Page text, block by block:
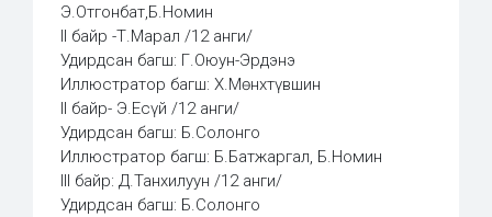
Э.Отгонбат,Б.Номин
II байр -Т.Марал /12 анги/
Удирдсан багш: Г.Оюун-Эрдэнэ
Иллюстратор багш: Х.Мөнхтүвшин
II байр- Э.Есүй /12 анги/
Удирдсан багш: Б.Солонго
Иллюстратор багш: Б.Батжаргал, Б.Номин
III байр: Д.Танхилуун /12 анги/
Удирдсан багш: Б.Солонго